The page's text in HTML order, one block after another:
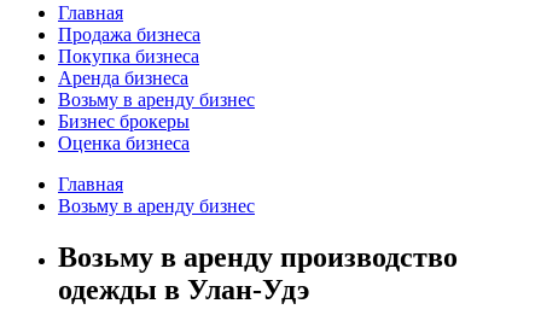
Главная
Продажа бизнеса
Покупка бизнеса
Аренда бизнеса
Возьму в аренду бизнес
Бизнес брокеры
Оценка бизнеса
Главная
Возьму в аренду бизнес
Возьму в аренду производство
одежды в Улан-Удэ